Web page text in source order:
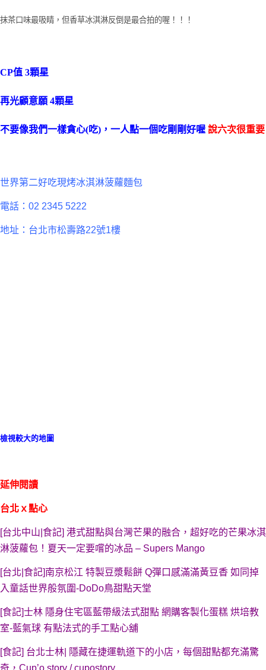
抹茶口味最吸睛，但香草冰淇淋反倒是最合拍的喔！！！
CP值 3顆星
再光顧意願 4顆星
不要像我們一樣貪心(吃)，一人點一個吃剛剛好喔 說六次很重要
世界第二好吃現烤冰淇淋菠蘿麵包
電話：02 2345 5222
地址：台北市松壽路22號1樓
檢視較大的地圖
延伸閱讀
台北ｘ點心
[台北中山|食記] 港式甜點與台灣芒果的融合，超好吃的芒果冰淇
淋菠蘿包！夏天一定要嚐的冰品 – Supers Mango
[台北|食記]南京松江 特製豆漿鬆餅 Q彈口感滿滿黃豆香 如同掉
入童話世界般氛圍-DoDo鳥甜點天堂
[食記]士林 隱身住宅區藍帶級法式甜點 網購客製化蛋糕 烘培教
室-藍氣球 有點法式的手工點心舖
[食記] 台北士林| 隱藏在捷運軌道下的小店，每個甜點都充滿驚
奇，Cup’o story / cupostory